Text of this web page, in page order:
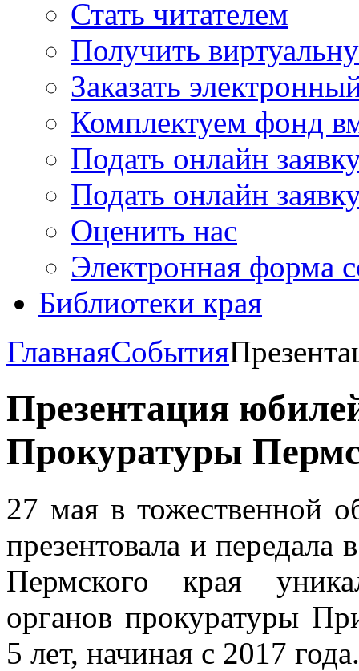
Стать читателем
Получить
Заказать
Комплектуем фонд
Подать онлайн
Подать онлайн
Оценить нас
Электронная форма
Библиотеки края
ГлавнаяСобытия
Презентация
Прокуратуры
27 мая в тожественной
презентовала и
Пермского края
органов прокуратуры
5 лет, начиная с 2017 года.